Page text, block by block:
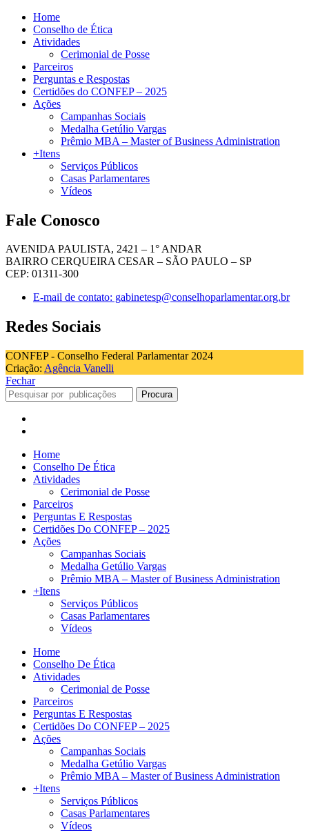
Home
Conselho de Ética
Atividades
Cerimonial de Posse
Parceiros
Perguntas e Respostas
Certidões do CONFEP – 2025
Ações
Campanhas Sociais
Medalha Getúlio Vargas
Prêmio MBA – Master of Business Administration
+Itens
Serviços Públicos
Casas Parlamentares
Vídeos
Fale Conosco
AVENIDA PAULISTA, 2421 – 1° ANDAR
BAIRRO CERQUEIRA CESAR – SÃO PAULO – SP
CEP: 01311-300
E-mail de contato: gabinetesp@conselhoparlamentar.org.br
Redes Sociais
CONFEP - Conselho Federal Parlamentar 2024
Criação: Agência Vanelli
Fechar
Procura
Home
Conselho De Ética
Atividades
Cerimonial de Posse
Parceiros
Perguntas E Respostas
Certidões Do CONFEP – 2025
Ações
Campanhas Sociais
Medalha Getúlio Vargas
Prêmio MBA – Master of Business Administration
+Itens
Serviços Públicos
Casas Parlamentares
Vídeos
Home
Conselho De Ética
Atividades
Cerimonial de Posse
Parceiros
Perguntas E Respostas
Certidões Do CONFEP – 2025
Ações
Campanhas Sociais
Medalha Getúlio Vargas
Prêmio MBA – Master of Business Administration
+Itens
Serviços Públicos
Casas Parlamentares
Vídeos